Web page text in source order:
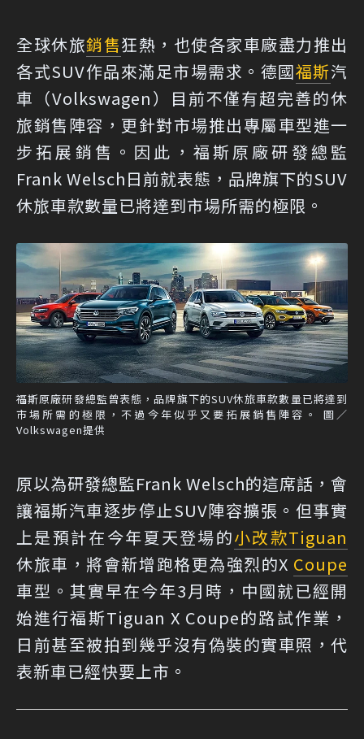
全球休旅銷售狂熱，也使各家車廠盡力推出
各式SUV作品來滿足市場需求。德國福斯汽
車（Volkswagen）目前不僅有超完善的休
旅銷售陣容，更針對市場推出專屬車型進一
步拓展銷售。因此，福斯原廠研發總監
Frank Welsch日前就表態，品牌旗下的SUV
休旅車款數量已將達到市場所需的極限。
福斯原廠研發總監曾表態，品牌旗下的SUV休旅車款數量已將達到
市場所需的極限，不過今年似乎又要拓展銷售陣容。 圖／
Volkswagen提供
原以為研發總監Frank Welsch的這席話，會
讓福斯汽車逐步停止SUV陣容擴張。但事實
上是預計在今年夏天登場的小改款Tiguan
休旅車，將會新增跑格更為強烈的X Coupe
車型。其實早在今年3月時，中國就已經開
始進行福斯Tiguan X Coupe的路試作業，
日前甚至被拍到幾乎沒有偽裝的實車照，代
表新車已經快要上市。